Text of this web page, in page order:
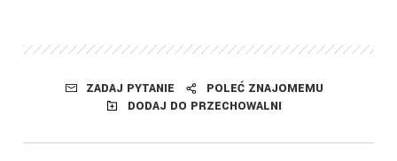
ZADAJ PYTANIE
POLEĆ ZNAJOMEMU
DODAJ DO PRZECHOWALNI